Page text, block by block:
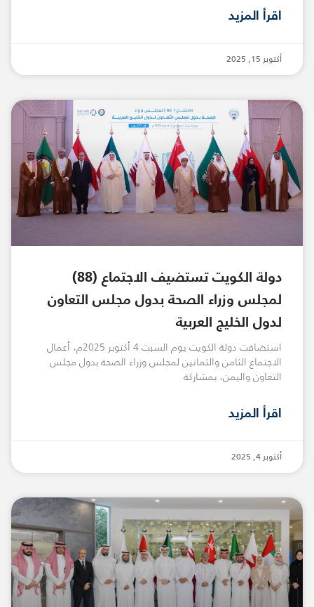
اقرأ المزيد
أكتوبر 15, 2025
دولة الكويت تستضيف الاجتماع (88)
لمجلس وزراء الصحة بدول مجلس التعاون
لدول الخليج العربية
استضافت دولة الكويت يوم السبت 4 أكتوبر 2025م، أعمال
الاجتماع الثامن والثمانين لمجلس وزراء الصحة بدول مجلس
التعاون واليمن، بمشاركة
اقرأ المزيد
أكتوبر 4, 2025